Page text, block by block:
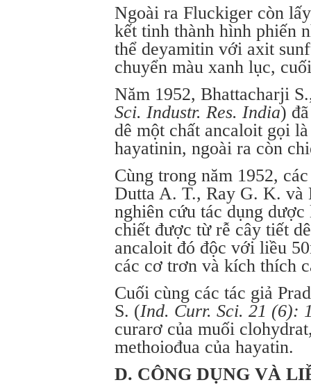
Ngoài ra Fluckiger còn
kết tinh thành hình phiến
thể deyamitin với axit
chuyển màu xanh lục,
Năm 1952, Bhattacharji
Sci. Industr. Res. India)
dê một chất ancaloit gọi
hayatinin, ngoài ra còn
Cùng trong năm 1952,
Dutta A. T., Ray G. K. và
nghiên cứu tác dụng
chiết được từ rễ cây tiết
ancaloit đó độc với liều
các cơ trơn và kích thích
Cuối cùng các tác giả
S. (Ind. Curr. Sci. 21 (6):
curarơ của muối
methoiođua của hayatin.
D. CÔNG DỤNG VÀ